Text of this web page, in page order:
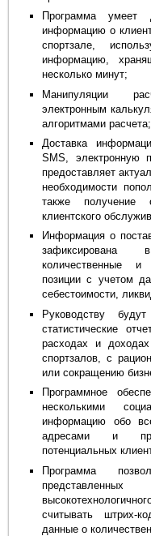
Программа умеет
информацию о
спортзале,
информацию,
несколько минут;
Манипуляции
электронным
алгоритмами расчета;
Доставка
SMS, электронную
предоставляет
необходимости
также получение
клиентского
Информация о
зафиксирована
количественные и
позиции с учетом
себестоимости,
Руководству
статистические
расходах и
спортзалов, с
или сокращению
Программное
несколькими
информацию обо
адресами и
потенциальных
Программа
считывать штрих-
данные о